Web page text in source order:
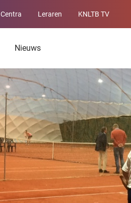
Centra Leraren KNLTB TV
Nieuws